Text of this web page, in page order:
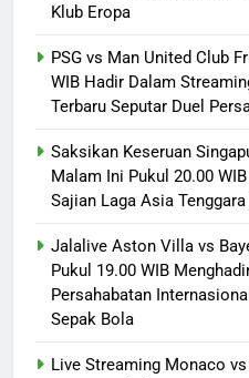
Klub Eropa
PSG vs Man United Club
WIB Hadir Dalam
Terbaru Seputar Duel
Saksikan Keseruan
Malam Ini Pukul 20.00
Sajian Laga Asia
Jalalive Aston Villa vs
Pukul 19.00 WIB
Persahabatan
Sepak Bola
Live Streaming Monaco